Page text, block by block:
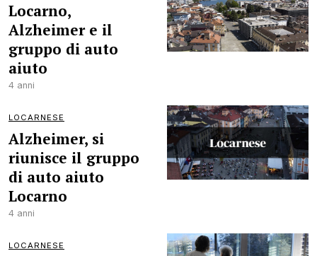
Locarno,
Alzheimer e il
gruppo di auto
aiuto
4 anni
LOCARNESE
Alzheimer, si
riunisce il gruppo
di auto aiuto
Locarno
4 anni
LOCARNESE